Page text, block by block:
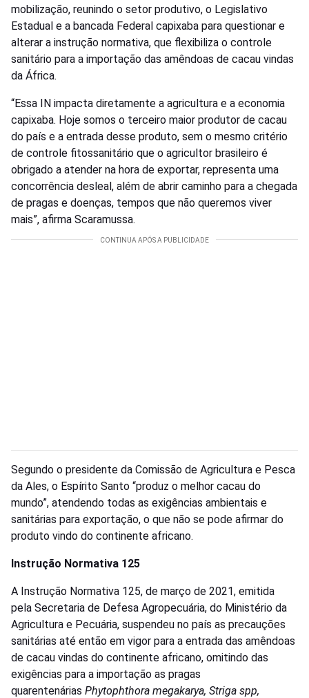
mobilização, reunindo o setor produtivo, o Legislativo
Estadual e a bancada Federal capixaba para questionar e
alterar a instrução normativa, que flexibiliza o controle
sanitário para a importação das amêndoas de cacau vindas
da África.
“Essa IN impacta diretamente a agricultura e a economia
capixaba. Hoje somos o terceiro maior produtor de cacau
do país e a entrada desse produto, sem o mesmo critério
de controle fitossanitário que o agricultor brasileiro é
obrigado a atender na hora de exportar, representa uma
concorrência desleal, além de abrir caminho para a chegada
de pragas e doenças, tempos que não queremos viver
mais”, afirma Scaramussa.
Segundo o presidente da Comissão de Agricultura e Pesca
da Ales, o Espírito Santo “produz o melhor cacau do
mundo”, atendendo todas as exigências ambientais e
sanitárias para exportação, o que não se pode afirmar do
produto vindo do continente africano.
Instrução Normativa 125
A Instrução Normativa 125, de março de 2021, emitida
pela Secretaria de Defesa Agropecuária, do Ministério da
Agricultura e Pecuária, suspendeu no país as precauções
sanitárias até então em vigor para a entrada das amêndoas
de cacau vindas do continente africano, omitindo das
exigências para a importação as pragas
quarentenárias Phytophthora megakarya, Striga spp,